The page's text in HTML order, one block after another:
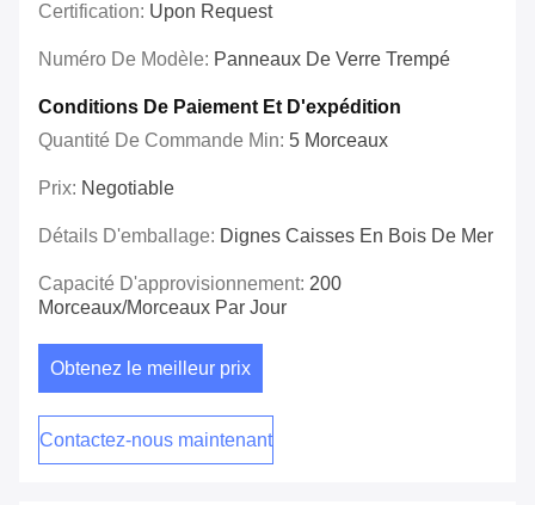
Certification: Upon Request
Numéro De Modèle: Panneaux De Verre Trempé
Conditions De Paiement Et D'expédition
Quantité De Commande Min: 5 Morceaux
Prix: Negotiable
Détails D'emballage: Dignes Caisses En Bois De Mer
Capacité D'approvisionnement: 200
Morceaux/morceaux Par Jour
Obtenez le meilleur prix
Contactez-nous maintenant